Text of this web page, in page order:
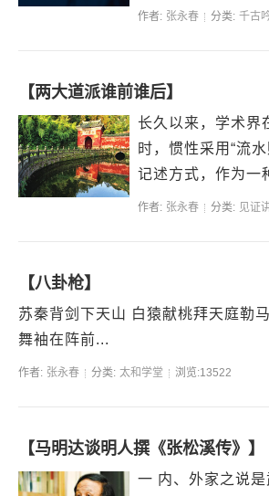
阻归程。欲将心事
作者: 张永春 分类: 千古
【两大道派谁前谁后】
长久以来，学术界
时，惯性采用“流水
记述方式，作为一
它的利，不用言说
作者: 张永春 分类: 见证
【八卦枪】
苏秦背剑下天山 白猿献桃拜天庭勒
舞袖在阵前...
作者: 张永春 分类: 太和学堂 浏览:13522
【马明达谈明人撰《张松溪传》】
一 内、外家之说